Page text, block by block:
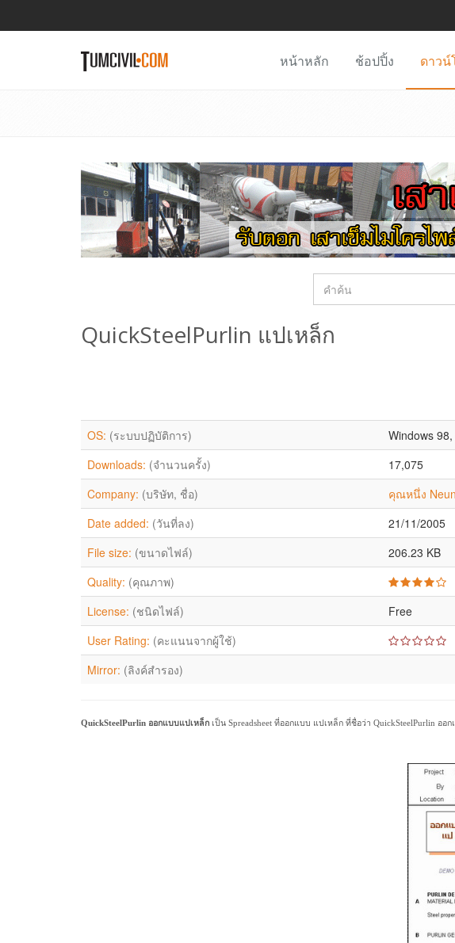
หน้าหลัก ช้อปปิ้ง ดาว
QuickSteelPurlin แปเหล็ก
OS: (ระบบปฏิบัติการ)
Windows
Downloads: (จำนวนครั้ง)
17,075
Company: (บริษัท, ชื่อ)
คุณหนึ่ง
Date added: (วันที่ลง)
21/11/2005
File size: (ขนาดไฟล์)
206.23 KB
Quality: (คุณภาพ)
License: (ชนิดไฟล์)
Free
User Rating: (คะแนนจากผู้ใช้)
Mirror: (ลิงค์สำรอง)
QuickSteelPurlin ออกแบบแปเหล็ก เป็น Spreadsheet ที่ออกแบบ แปเหล็ก ที่ชื่อว่า QuickSteelPurlin ออ